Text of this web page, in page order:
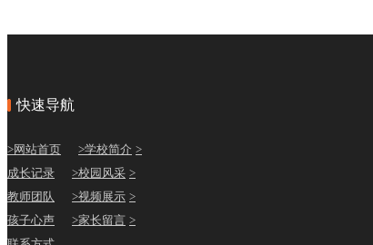
快速导航
>网站首页 >学校简介 >
成长记录
>校园风采 >
教师团队
>视频展示 >
孩子心声
>家长留言 >